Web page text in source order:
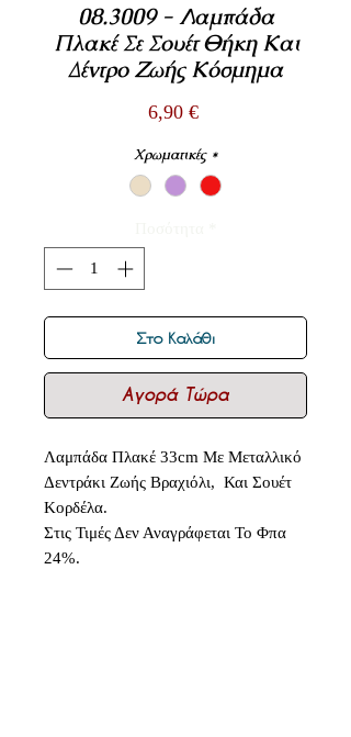
08.3009 - Λαμπάδα
Πλακέ Σε Σουέτ Θήκη Και
Δέντρο Ζωής Κόσμημα
6,90 €Τιμή
Χρωματικές *
Στο Καλάθι
Αγορά Τώρα
Λαμπάδα Πλακέ 33cm Με Μεταλλικό
Δεντράκι Ζωής Βραχιόλι, Και Σουέτ
Κορδέλα.
Στις Τιμές Δεν Αναγράφεται Το Φπα
24%.